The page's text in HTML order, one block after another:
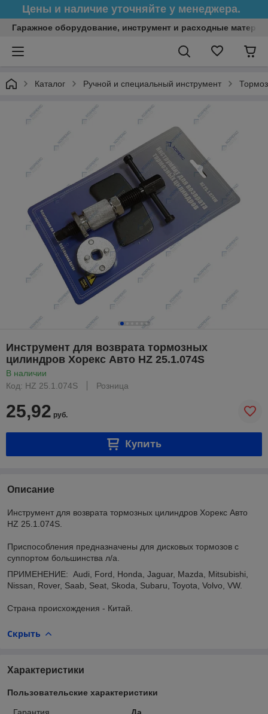
Цены и наличие уточняйте у менеджера.
Гаражное оборудование, инструмент и расходные
Каталог Ручной и специальный инструмент
Инструмент для возврата тормозных
цилиндров Хорекс Авто HZ 25.1.074S
В наличии
Код: HZ 25.1.074S
Розница
25,92 руб.
Купить
Описание
Инструмент для возврата тормозных цилиндров Хорекс Авто
HZ 25.1.074S.
Приспособления предназначены для дисковых тормозов с
суппортом большинства л/а.
ПРИМЕНЕНИЕ: Audi, Ford, Honda, Jaguar, Mazda, Mitsubishi,
Nissan, Rover, Saab, Seat, Skoda, Subaru, Toyota, Volvo, VW.
Страна происхождения - Китай.
Скрыть
Характеристики
Пользовательские характеристики
Гарантия
Да